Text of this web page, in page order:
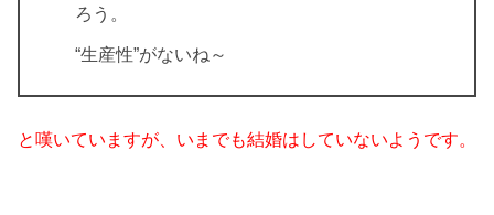
ろう。
“生産性”がないね～
と嘆いていますが、いまでも結婚はしていないようです。